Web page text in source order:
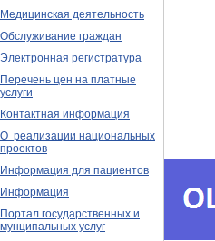
Медицинская деятельность
Обслуживание граждан
Электронная регистратура
Перечень цен на платные
услуги
Контактная информация
О реализации национальных
проектов
Информация для пациентов
Информация
Портал государственных и
мунципальных услуг